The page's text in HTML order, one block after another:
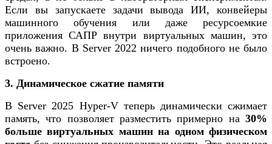
Если вы запускаете задачи вывода ИИ, конвейеры
машинного обучения или даже ресурсоемкие
приложения САПР внутри виртуальных машин, это
очень важно. В Server 2022 ничего подобного не было
встроено.
3. Динамическое сжатие памяти
В Server 2025 Hyper-V теперь динамически сжимает
память, что позволяет разместить примерно на 30%
больше виртуальных машин на одном физическом